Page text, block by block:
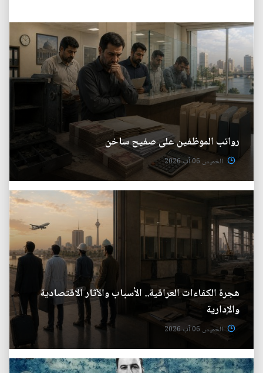
رواتب الموظفين على صفيح ساخن
الخميس 06 آب 2026
هجرة الكفاءات العراقية.. الأسباب والآثار الاقتصادية
والإدارية
الخميس 06 آب 2026